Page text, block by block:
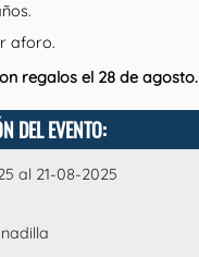
aforo.
regalos el 28 de agosto.
DEL EVENTO:
al 21-08-2025